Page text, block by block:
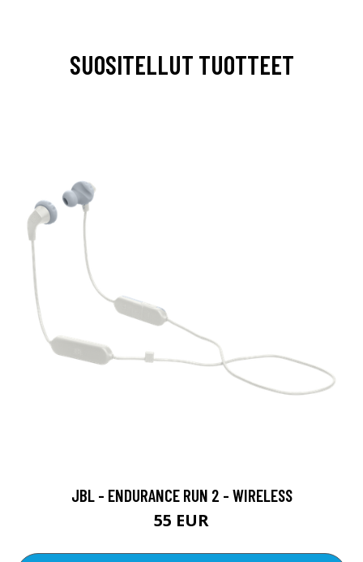
SUOSITELLUT TUOTTEET
JBL - ENDURANCE RUN 2 - WIRELESS
55 EUR